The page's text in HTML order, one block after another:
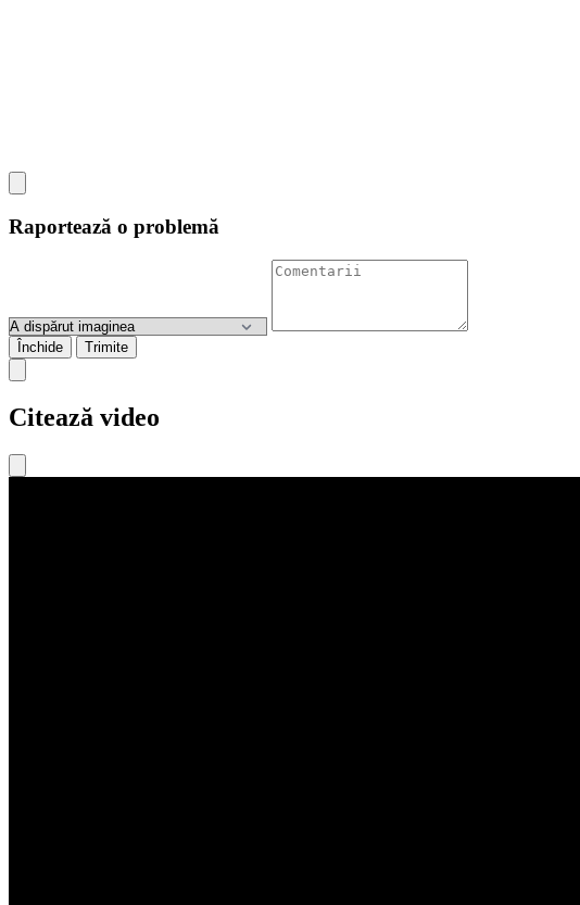
Raportează o problemă
Închide Trimite
Citează video